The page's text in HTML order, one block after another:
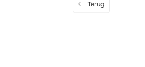
Terug